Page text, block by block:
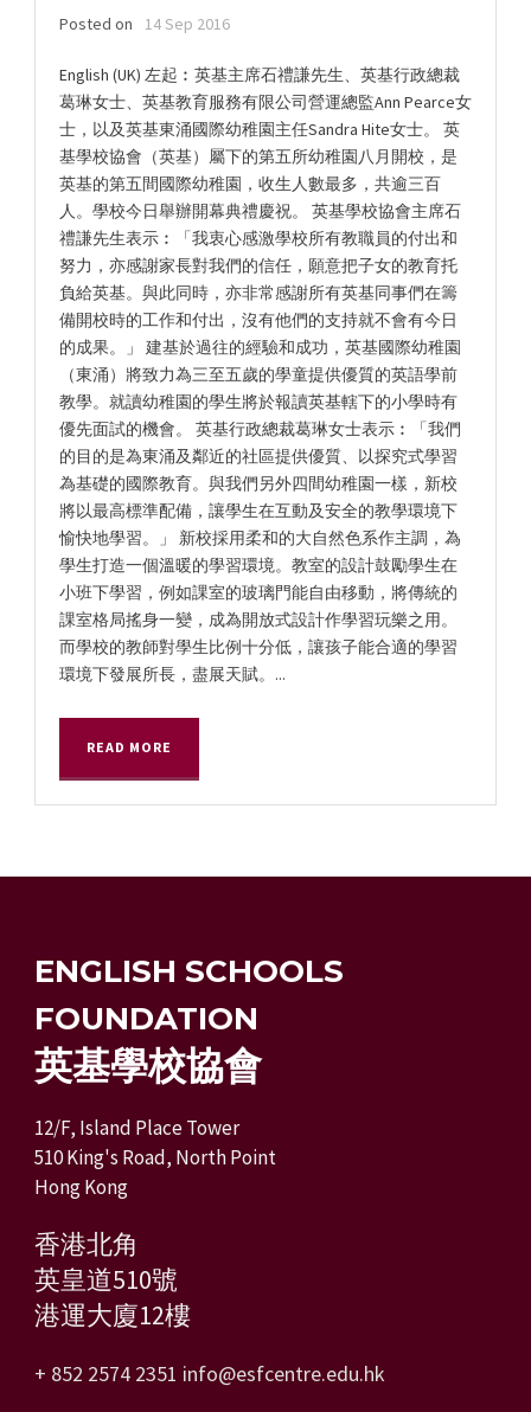
Posted on 14 Sep 2016
English (UK) 左起︰英基主席石禮謙先生、英基行政總裁
葛琳女士、英基教育服務有限公司營運總監Ann Pearce女
士，以及英基東涌國際幼稚園主任Sandra Hite女士。 英
基學校協會（英基）屬下的第五所幼稚園八月開校，是
英基的第五間國際幼稚園，收生人數最多，共逾三百
人。學校今日舉辦開幕典禮慶祝。 英基學校協會主席石
禮謙先生表示︰「我衷心感激學校所有教職員的付出和
努力，亦感謝家長對我們的信任，願意把子女的教育托
負給英基。與此同時，亦非常感謝所有英基同事們在籌
備開校時的工作和付出，沒有他們的支持就不會有今日
的成果。」 建基於過往的經驗和成功，英基國際幼稚園
（東涌）將致力為三至五歲的學童提供優質的英語學前
教學。就讀幼稚園的學生將於報讀英基轄下的小學時有
優先面試的機會。 英基行政總裁葛琳女士表示︰「我們
的目的是為東涌及鄰近的社區提供優質、以探究式學習
為基礎的國際教育。與我們另外四間幼稚園一樣，新校
將以最高標準配備，讓學生在互動及安全的教學環境下
愉快地學習。」 新校採用柔和的大自然色系作主調，為
學生打造一個溫暖的學習環境。教室的設計鼓勵學生在
小班下學習，例如課室的玻璃門能自由移動，將傳統的
課室格局搖身一變，成為開放式設計作學習玩樂之用。
而學校的教師對學生比例十分低，讓孩子能合適的學習
環境下發展所長，盡展天賦。...
READ MORE
ENGLISH SCHOOLS
FOUNDATION
英基學校協會
12/F, Island Place Tower
510 King's Road, North Point
Hong Kong
香港北角
英皇道510號
港運大廈12樓
+ 852 2574 2351 info@esfcentre.edu.hk